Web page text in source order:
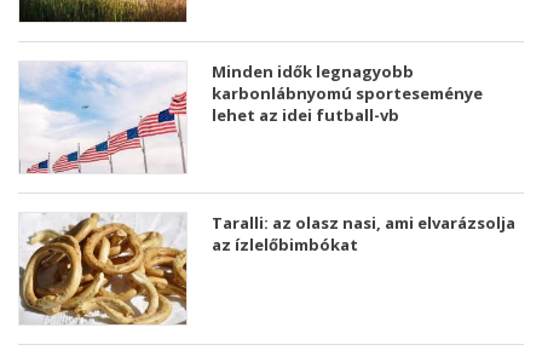
Minden idők legnagyobb
karbonlábnyomú sporteseménye
lehet az idei futball-vb
Taralli: az olasz nasi, ami elvarázsolja
az ízlelőbimbókat